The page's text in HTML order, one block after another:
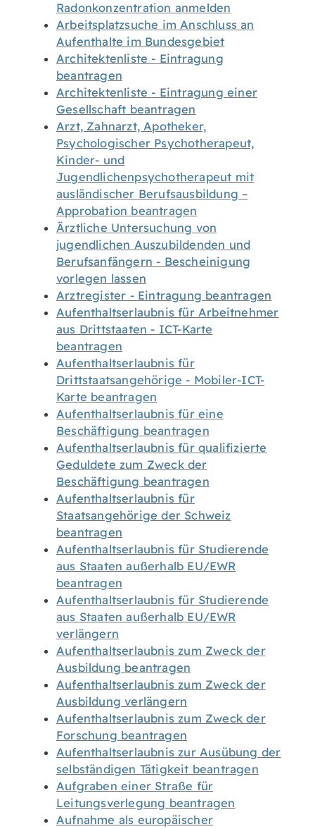
Radonkonzentration anmelden
Arbeitsplatzsuche im Anschluss an
Aufenthalte im Bundesgebiet
Architektenliste - Eintragung
beantragen
Architektenliste - Eintragung einer
Gesellschaft beantragen
Arzt, Zahnarzt, Apotheker,
Psychologischer Psychotherapeut,
Kinder- und
Jugendlichenpsychotherapeut mit
ausländischer Berufsausbildung –
Approbation beantragen
Ärztliche Untersuchung von
jugendlichen Auszubildenden und
Berufsanfängern - Bescheinigung
vorlegen lassen
Arztregister - Eintragung beantragen
Aufenthaltserlaubnis für Arbeitnehmer
aus Drittstaaten - ICT-Karte
beantragen
Aufenthaltserlaubnis für
Drittstaatsangehörige - Mobiler-ICT-
Karte beantragen
Aufenthaltserlaubnis für eine
Beschäftigung beantragen
Aufenthaltserlaubnis für qualifizierte
Geduldete zum Zweck der
Beschäftigung beantragen
Aufenthaltserlaubnis für
Staatsangehörige der Schweiz
beantragen
Aufenthaltserlaubnis für Studierende
aus Staaten außerhalb EU/EWR
beantragen
Aufenthaltserlaubnis für Studierende
aus Staaten außerhalb EU/EWR
verlängern
Aufenthaltserlaubnis zum Zweck der
Ausbildung beantragen
Aufenthaltserlaubnis zum Zweck der
Ausbildung verlängern
Aufenthaltserlaubnis zum Zweck der
Forschung beantragen
Aufenthaltserlaubnis zur Ausübung der
selbständigen Tätigkeit beantragen
Aufgraben einer Straße für
Leitungsverlegung beantragen
Aufnahme als europäischer